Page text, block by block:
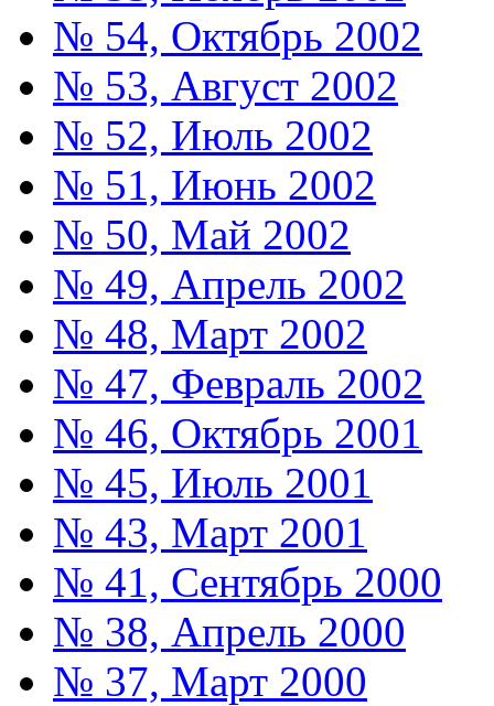
№ 54, Октябрь 2002
№ 53, Август 2002
№ 52, Июль 2002
№ 51, Июнь 2002
№ 50, Май 2002
№ 49, Апрель 2002
№ 48, Март 2002
№ 47, Февраль 2002
№ 46, Октябрь 2001
№ 45, Июль 2001
№ 43, Март 2001
№ 41, Сентябрь 2000
№ 38, Апрель 2000
№ 37, Март 2000